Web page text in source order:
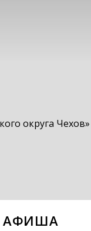
АФИША